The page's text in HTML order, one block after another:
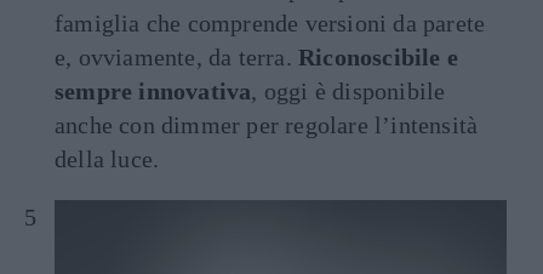
famiglia che comprende versioni da parete
e, ovviamente, da terra. Riconoscibile e
sempre innovativa, oggi è disponibile
anche con dimmer per regolare l’intensità
della luce.